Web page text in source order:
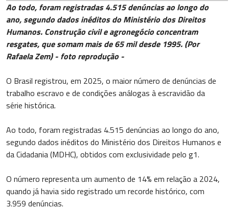
Ao todo, foram registradas 4.515 denúncias ao longo do
ano, segundo dados inéditos do Ministério dos Direitos
Humanos. Construção civil e agronegócio concentram
resgates, que somam mais de 65 mil desde 1995. (Por
Rafaela Zem) - foto reprodução -
O Brasil registrou, em 2025, o maior número de denúncias de
trabalho escravo e de condições análogas à escravidão da
série histórica.
Ao todo, foram registradas 4.515 denúncias ao longo do ano,
segundo dados inéditos do Ministério dos Direitos Humanos e
da Cidadania (MDHC), obtidos com exclusividade pelo g1.
O número representa um aumento de 14% em relação a 2024,
quando já havia sido registrado um recorde histórico, com
3.959 denúncias.